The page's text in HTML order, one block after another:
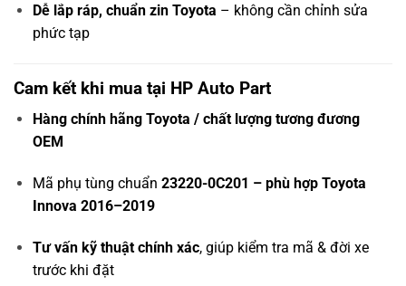
Dễ lắp ráp, chuẩn zin Toyota – không cần chỉnh sửa
phức tạp
Cam kết khi mua tại HP Auto Part
Hàng chính hãng Toyota / chất lượng tương đương
OEM
Mã phụ tùng chuẩn 23220-0C201 – phù hợp Toyota
Innova 2016–2019
Tư vấn kỹ thuật chính xác, giúp kiểm tra mã & đời xe
trước khi đặt